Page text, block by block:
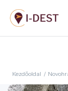
Ugrás
a
tartalomra
Kezdőoldal /